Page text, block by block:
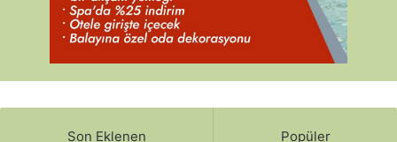
Son Eklenen Popüler